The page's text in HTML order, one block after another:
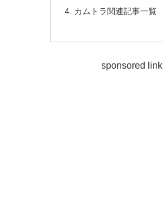
カムトラ関連記事一覧
sponsored link